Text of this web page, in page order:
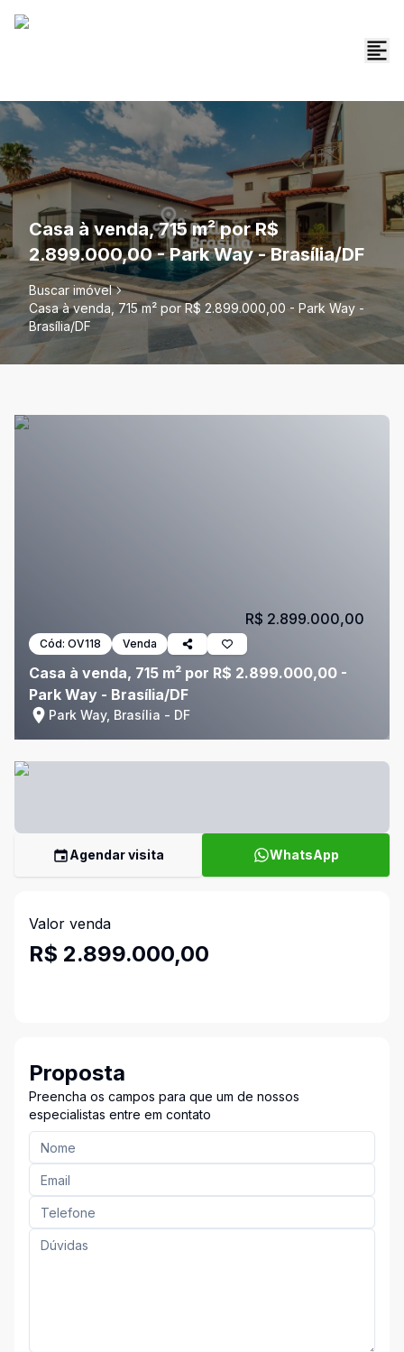
Casa à venda, 715 m² por R$
2.899.000,00 - Park Way - Brasília/DF
Buscar imóvel
Casa à venda, 715 m² por R$ 2.899.000,00 - Park Way -
Brasília/DF
Cód: OV118 Venda
Casa à venda, 715 m² por R$ 2.899.000,00 -
Park Way - Brasília/DF
Park Way, Brasília - DF
R$ 2.899.000,00
Agendar visita WhatsApp
Valor venda
R$ 2.899.000,00
Proposta
Preencha os campos para que um de nossos
especialistas entre em contato